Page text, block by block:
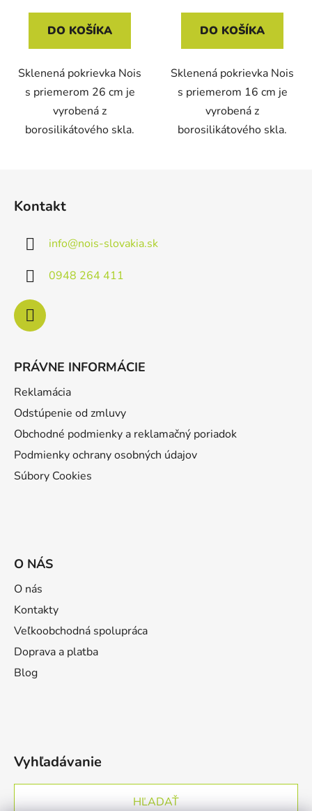
DO KOŠÍKA
Sklenená pokrievka Nois
s priemerom 26 cm je
vyrobená z
borosilikátového skla.
DO KOŠÍKA
Sklenená pokrievka Nois
s priemerom 16 cm je
vyrobená z
borosilikátového skla.
Kontakt
info@nois-slovakia.sk
0948 264 411
PRÁVNE INFORMÁCIE
Reklamácia
Odstúpenie od zmluvy
Obchodné podmienky a reklamačný poriadok
Podmienky ochrany osobných údajov
Súbory Cookies
O NÁS
O nás
Kontakty
Veľkoobchodná spolupráca
Doprava a platba
Blog
Vyhľadávanie
HĽADAŤ